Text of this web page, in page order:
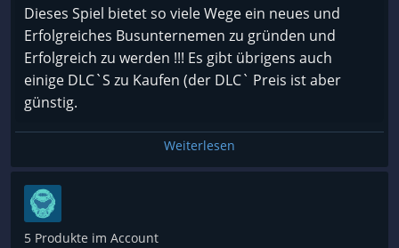
Dieses Spiel bietet so viele Wege ein neues und
Erfolgreiches Busunternemen zu gründen und
Erfolgreich zu werden !!! Es gibt übrigens auch
einige DLC`S zu Kaufen (der DLC` Preis ist aber
günstig.
Weiterlesen
5 Produkte im Account